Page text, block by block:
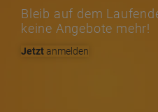
Bleib auf dem
keine Angebote mehr!
Jetztanmelden